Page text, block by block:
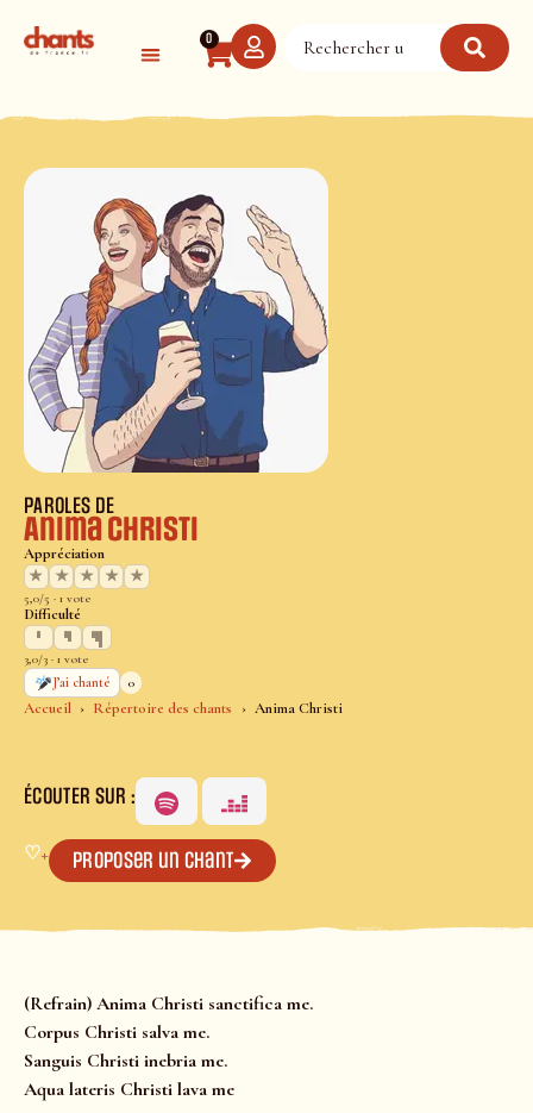
0
Accueil Répertoire des chants Anima Christi
PAROLES DE
Anima Christi
Appréciation
★
★ ★ ★ ★
5,0/5 · 1 vote
Difficulté
3,0/3 · 1 vote
J’ai chanté
0
ÉCOUTER SUR :
♡+ Proposer un chant
(Refrain) Anima Christi sanctifica me.
Corpus Christi salva me.
Sanguis Christi inebria me.
Aqua lateris Christi lava me